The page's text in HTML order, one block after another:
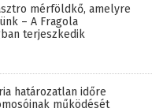
mérföldkő, amelyre
– A Fragola
terjeszkedik
határozatlan időre
működését